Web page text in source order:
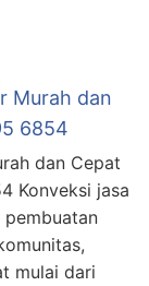
Murah dan
6854
dan Cepat
Konveksi jasa
mulai dari